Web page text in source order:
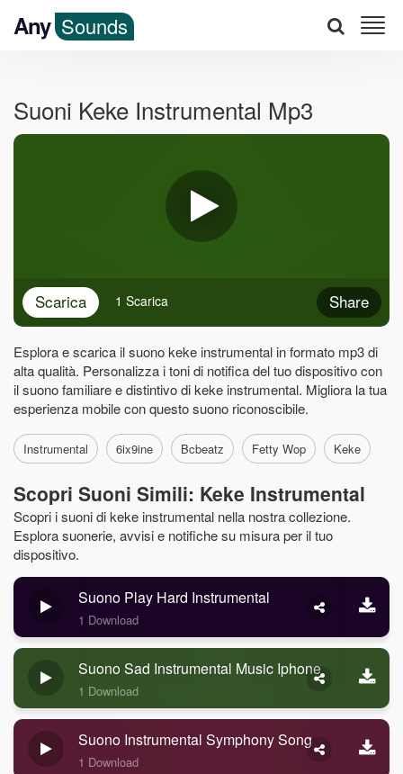
Any Sounds
Suoni Keke Instrumental Mp3
Scarica Share
1 Scarica
Esplora e scarica il suono keke instrumental in formato mp3 di
alta qualità. Personalizza i toni di notifica del tuo dispositivo con
il suono familiare e distintivo di keke instrumental. Migliora la tua
esperienza mobile con questo suono riconoscibile.
Instrumental 6ix9ine Bcbeatz Fetty Wop Keke
Scopri Suoni Simili: Keke Instrumental
Scopri i suoni di keke instrumental nella nostra collezione.
Esplora suonerie, avvisi e notifiche su misura per il tuo
dispositivo.
Suono Play Hard Instrumental
1 Download
Suono Sad Instrumental Music Iphone
1 Download
Suono Instrumental Symphony Song
1 Download